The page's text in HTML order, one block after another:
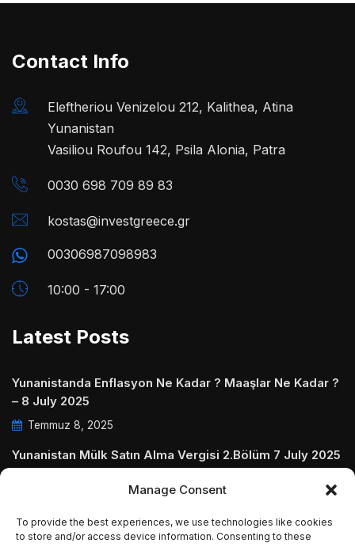
Manage Consent
To provide the best experiences, we use technologies like cookies
to store and/or access device information. Consenting to these
Contact Info
Eleftheriou Venizelou 212, Kalithea, Atina
Yunanistan
Vasiliou Roufou 142, Psila Alonia, Patra
0030 698 709 89 83
kostas@investgreece.gr
00306987098983
10:00 - 17:00
Latest Posts
Yunanistanda Enflasyon Ne Kadar ? Maaşlar Ne Kadar ?
– 8 July 2025
Temmuz 8, 2025
Yunanistan Mülk Satın Alma Vergisi 2.Bölüm 7 July 2025
July 2025